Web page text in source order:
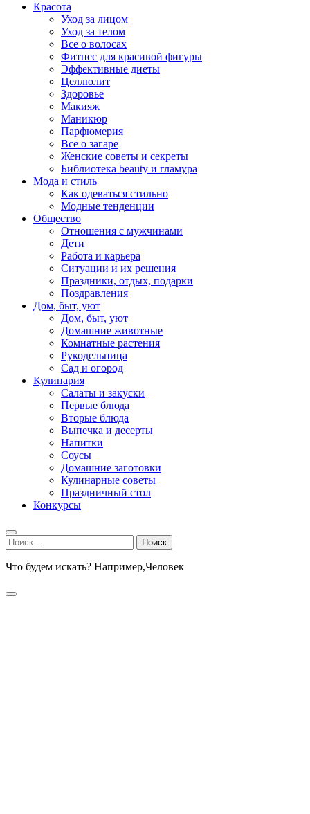
Красота
Уход за лицом
Уход за телом
Все о волосах
Фитнес для красивой фигуры
Эффективные диеты
Целлюлит
Здоровье
Макияж
Маникюр
Парфюмерия
Все о загаре
Женские советы и секреты
Библиотека beauty и гламура
Мода и стиль
Как одеваться стильно
Модные тенденции
Общество
Отношения с мужчинами
Дети
Работа и карьера
Ситуации и их решения
Праздники, отдых, подарки
Поздравления
Дом, быт, уют
Дом, быт, уют
Домашние животные
Комнатные растения
Рукодельница
Сад и огород
Кулинария
Салаты и закуски
Первые блюда
Вторые блюда
Выпечка и десерты
Напитки
Соусы
Домашние заготовки
Кулинарные советы
Праздничный стол
Конкурсы
Найти:
Что будем искать? Например,Человек